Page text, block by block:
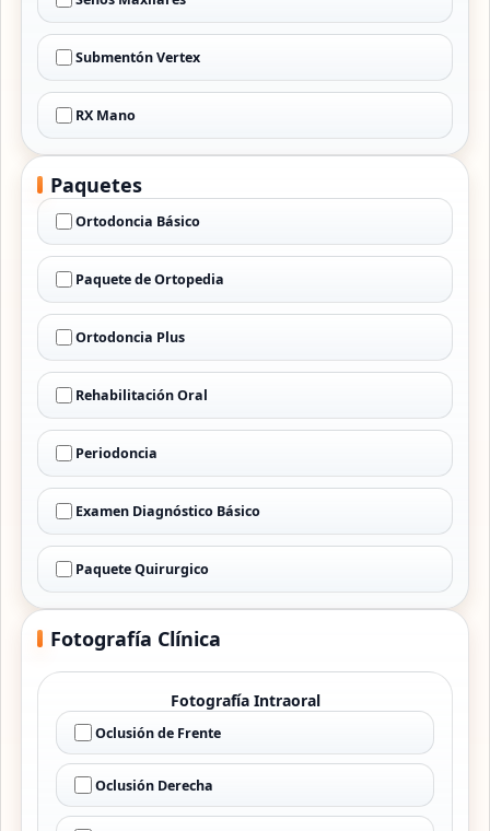
Submentón Vertex
RX Mano
Paquetes
Ortodoncia Básico
Paquete de Ortopedia
Ortodoncia Plus
Rehabilitación Oral
Periodoncia
Examen Diagnóstico Básico
Paquete Quirurgico
Fotografía Clínica
Fotografía Intraoral
Oclusión de Frente
Oclusión Derecha